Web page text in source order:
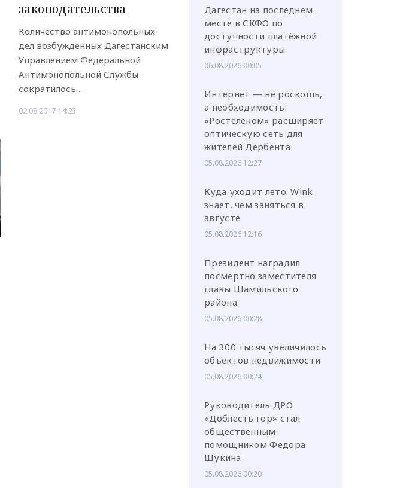
законодательства
Количество антимонопольных
дел возбужденных Дагестанским
Управлением Федеральной
Антимонопольной Службы
сократилось ...
02.08.2017 14:23
Дагестан на последнем
месте в СКФО по
доступности платёжной
инфраструктуры
06.08.2026 00:05
Интернет — не роскошь,
а необходимость:
«Ростелеком» расширяет
оптическую сеть для
жителей Дербента
05.08.2026 12:27
Куда уходит лето: Wink
знает, чем заняться в
августе
05.08.2026 12:16
Президент наградил
посмертно заместителя
главы Шамильского
района
05.08.2026 00:28
На 300 тысяч увеличилось
объектов недвижимости
05.08.2026 00:24
Руководитель ДРО
«Доблесть гор» стал
общественным
помощником Федора
Щукина
05.08.2026 00:20